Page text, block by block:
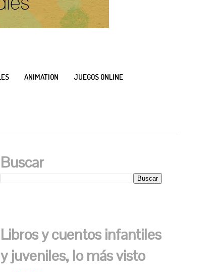
ANIMATION
JUEGOS ONLINE
Buscar
Libros y cuentos infantiles
y juveniles, lo más visto